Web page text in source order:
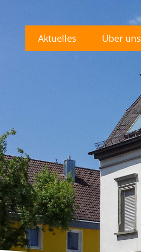
Aktuelles Über uns